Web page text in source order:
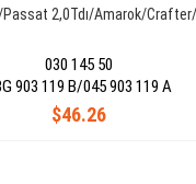
2,0Tdı/Amarok/
030 145 50
$46.26
903 119 B/045 903 119 A